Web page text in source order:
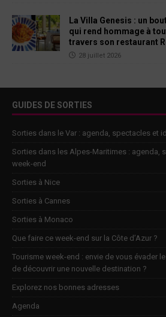
La Villa Genesis : un
qui rend hommage à
travers son restaurant
28 juillet 2026
GUIDES DE SORTIES
Sorties dans le Var : agenda, spectacles et
Sorties dans les Alpes-Maritimes : agenda,
week-end
Sorties à Nice
Sorties à Cannes
Sorties à Monaco
Que faire ce week-end sur la Côte d’Azur ?
Tourisme week-end : envie de vous évader
de découvrir une nouvelle destination ?
Explorez nos bonnes adresses
Agenda